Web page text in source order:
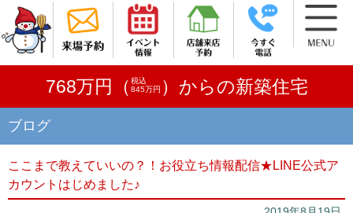
768万円（ 税込
845万円 ）からの新築住宅
ブログ
ここまで教えていいの？！お役立ち情報配信★LINE公式ア
カウントはじめました♪